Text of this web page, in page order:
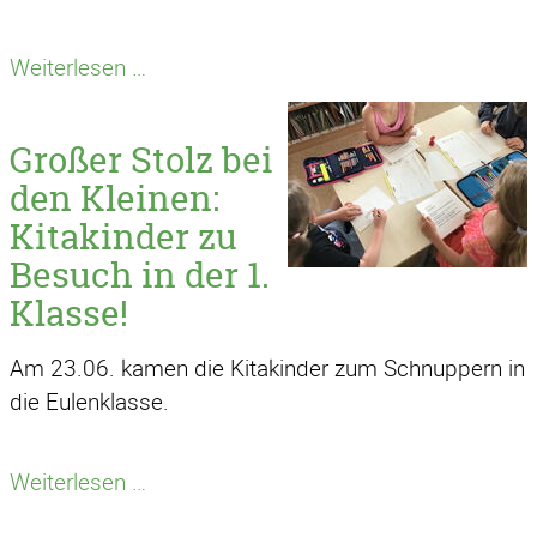
Weiterlesen …
Rasensprengern
–
ein
Highlight
Hitzewelle
Großer Stolz bei
den Kleinen:
Kitakinder zu
Besuch in der 1.
Klasse!
Am 23.06. kamen die Kitakinder zum Schnuppern in
die Eulenklasse.
Weiterlesen …